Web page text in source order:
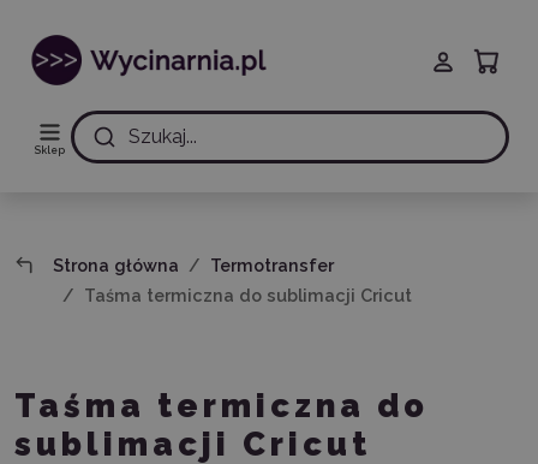
Sklep
Szukaj...
Strona główna
Termotransfer
Taśma termiczna do sublimacji Cricut
Taśma termiczna do
sublimacji Cricut